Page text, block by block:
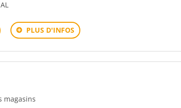
PLUS D'INFOS
magasins